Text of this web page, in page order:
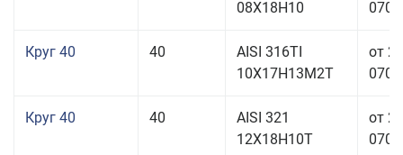
08Х18Н10
Круг 40 40
AISI 316TI
10Х17Н13М2Т
от
Круг 40 40
AISI 321
12Х18Н10Т
от